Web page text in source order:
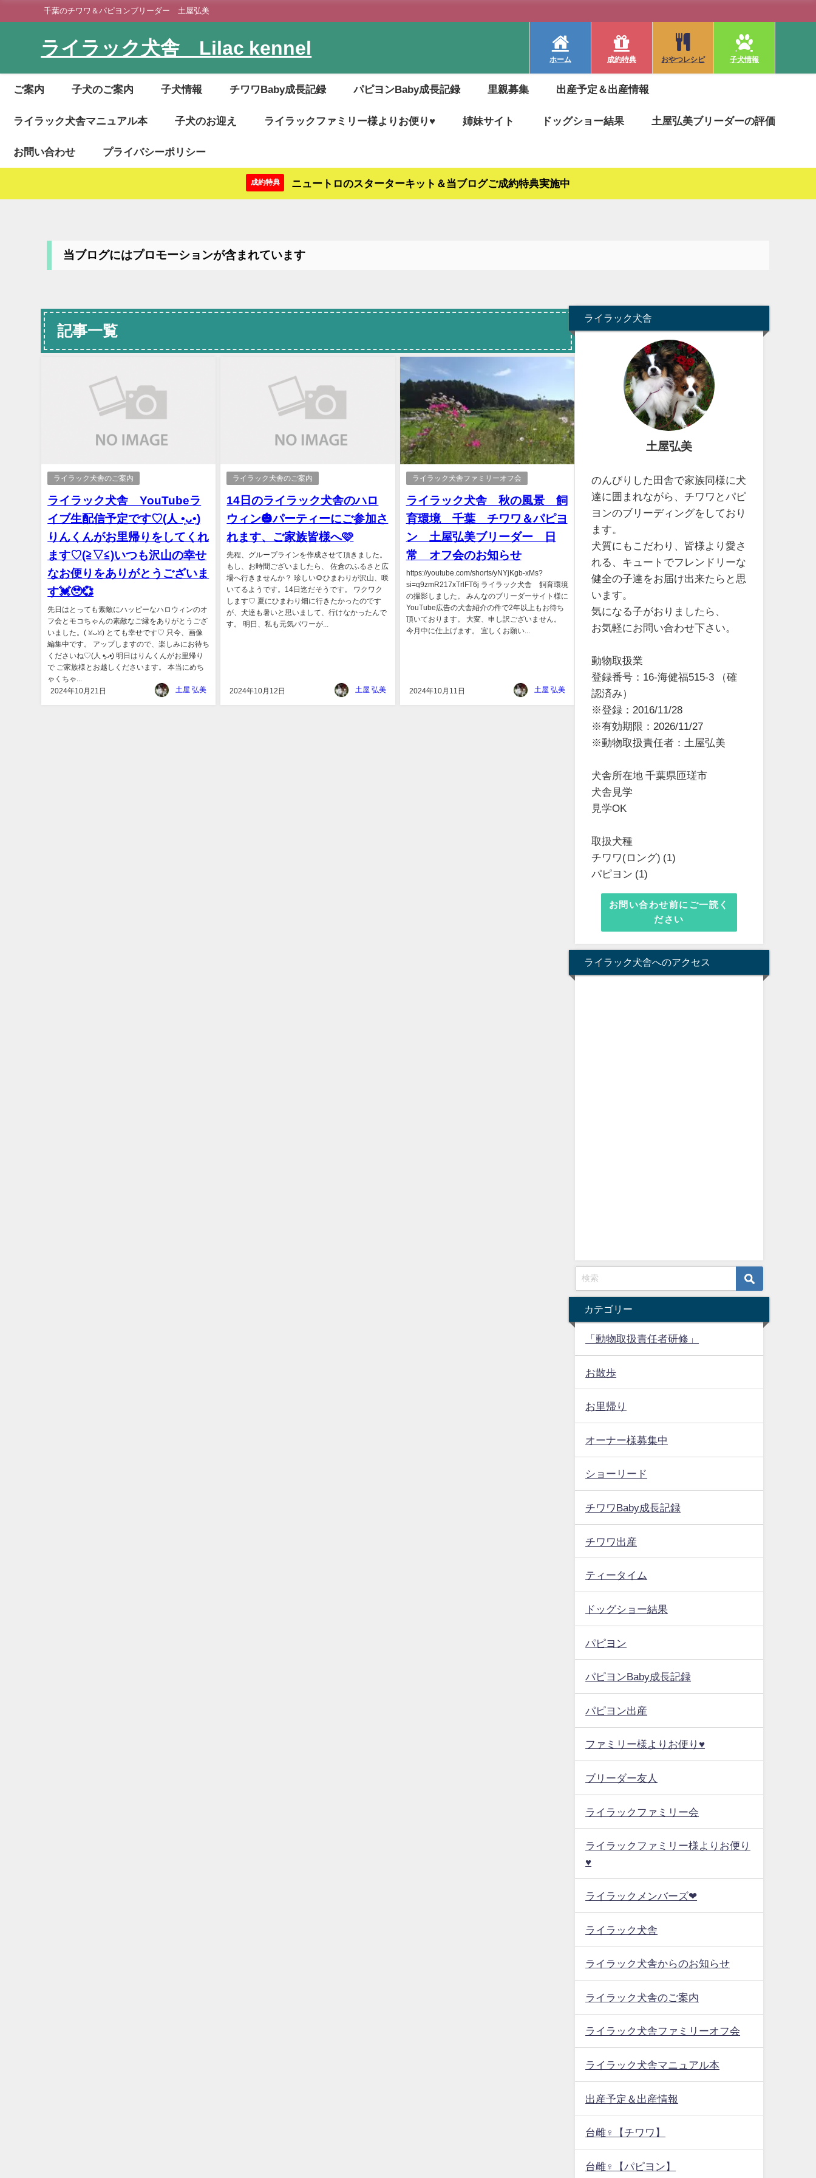
千葉のチワワ＆パピヨンブリーダー 土屋弘美
ライラック犬舎 Lilac kennel
ホーム 成約特典 おやつレシピ 子犬情報
ご案内 子犬のご案内 子犬情報 チワワBaby成長記録 パピヨンBaby成長記録 里親募集 出産予定＆出産情報
ライラック犬舎マニュアル本 子犬のお迎え ライラックファミリー様よりお便り♥ 姉妹サイト ドッグショー結果 土屋弘美ブリーダーの評価
お問い合わせ プライバシーポリシー
成約特典 ニュートロのスターターキット＆当ブログご成約特典実施中
当ブログにはプロモーションが含まれています
記事一覧
ライラック犬舎のご案内
ライラック犬舎 YouTubeラ
イブ生配信予定です♡(⁠人⁠ ⁠•͈⁠ᴗ⁠•͈⁠)
りんくんがお里帰りをしてくれ
ます♡(⁠≧⁠▽⁠≦⁠)いつも沢山の幸せ
なお便りをありがとうございま
す💓🥹💞
先日はとっても素敵にハッピーなハロウィンのオ
フ会とモコちゃんの素敵なご縁をありがとうござ
いました。(⁠ ⁠ꈍ⁠ᴗ⁠ꈍ⁠) とても幸せです♡ 只今、画像
編集中です。 アップしますので、楽しみにお待ち
くださいね♡(⁠人⁠ ⁠•͈⁠ᴗ⁠•͈⁠) 明日はりんくんがお里帰り
で ご家族様とお越しくださいます。 本当にめち
ゃくちゃ...
2024年10月21日
土屋 弘美
ライラック犬舎のご案内
14日のライラック犬舎のハロ
ウィン🎃パーティーにご参加さ
れます、ご家族皆様へ🩷
先程、グループラインを作成させて頂きました。
もし、お時間ございましたら、 佐倉のふるさと広
場へ行きませんか？ 珍しい🌻ひまわりが沢山、咲
いてるようです。14日迄だそうです。 ワクワク
します♡ 夏にひまわり畑に行きたかったのです
が、犬達も暑いと思いまして、行けなかったんで
す。 明日、私も元気パワーが...
2024年10月12日 土屋 弘美
ライラック犬舎ファミリーオフ会
ライラック犬舎 秋の風景 飼
育環境 千葉 チワワ＆パピヨ
ン 土屋弘美ブリーダー 日
常 オフ会のお知らせ
https://youtube.com/shorts/yNYjKgb-xMs?
si=q9zmR217xTrlFT6j ライラック犬舎 飼育環境
の撮影しました。 みんなのブリーダーサイト様に
YouTube広告の犬舎紹介の件で2年以上もお待ち
頂いております。 大変、申し訳ございません。
今月中に仕上げます。 宜しくお願い...
2024年10月11日 土屋 弘美
ライラック犬舎
土屋弘美
のんびりした田舎で家族同様に犬
達に囲まれながら、チワワとパピ
ヨンのブリーディングをしており
ます。
犬質にもこだわり、皆様より愛さ
れる、キュートでフレンドリーな
健全の子達をお届け出来たらと思
います。
気になる子がおりましたら、
お気軽にお問い合わせ下さい。
動物取扱業
登録番号：16-海健福515-3 （確
認済み）
※登録：2016/11/28
※有効期限：2026/11/27
※動物取扱責任者：土屋弘美
犬舎所在地 千葉県匝瑳市
犬舎見学
見学OK
取扱犬種
チワワ(ロング) (1)
パピヨン (1)
お問い合わせ前にご一読く
ださい
ライラック犬舎へのアクセス
カテゴリー
「動物取扱責任者研修」
お散歩
お里帰り
オーナー様募集中
ショーリード
チワワBaby成長記録
チワワ出産
ティータイム
ドッグショー結果
パピヨン
パピヨンBaby成長記録
パピヨン出産
ファミリー様よりお便り♥
ブリーダー友人
ライラックファミリー会
ライラックファミリー様よりお便り
♥
ライラックメンバーズ❤
ライラック犬舎
ライラック犬舎からのお知らせ
ライラック犬舎のご案内
ライラック犬舎ファミリーオフ会
ライラック犬舎マニュアル本
出産予定＆出産情報
台雌♀【チワワ】
台雌♀【パピヨン】